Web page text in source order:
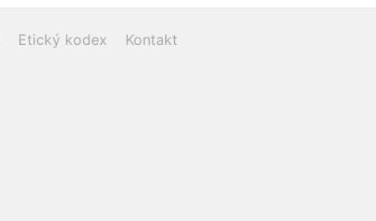
Etický kodex Kontakt